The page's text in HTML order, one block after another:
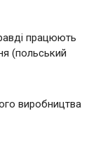
працюють
(польський
виробництва